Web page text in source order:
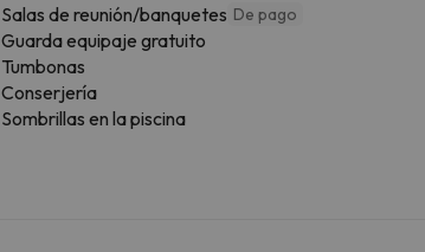
Salas de reunión/banquetes De pago
Guarda equipaje gratuito
Tumbonas
Conserjería
Sombrillas en la piscina